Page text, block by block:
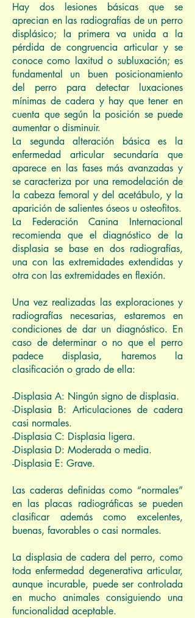
Hay dos lesiones básicas que se
aprecian en las radiografías de un perro
displásico; la primera va unida a la
pérdida de congruencia articular y se
conoce como laxitud o subluxación; es
fundamental un buen posicionamiento
del perro para detectar luxaciones
mínimas de cadera y hay que tener en
cuenta que según la posición se puede
aumentar o disminuir.
La segunda alteración básica es la
enfermedad articular secundaría que
aparece en las fases más avanzadas y
se caracteriza por una remodelación de
la cabeza femoral y del acetábulo, y la
aparición de salientes óseos u osteofitos.
La Federación Canina Internacional
recomienda que el diagnóstico de la
displasia se base en dos radiografías,
una con las extremidades extendidas y
otra con las extremidades en flexión.
Una vez realizadas las exploraciones y
radiografías necesarias, estaremos en
condiciones de dar un diagnóstico. En
caso de determinar o no que el perro
padece displasia, haremos la
clasificación o grado de ella:
-Displasia A: Ningún signo de displasia.
-Displasia B: Articulaciones de cadera
casi normales.
-Displasia C: Displasia ligera.
-Displasia D: Moderada o media.
-Displasia E: Grave.
Las caderas definidas como “normales”
en las placas radiográficas se pueden
clasificar además como excelentes,
buenas, favorables o casi normales.
La displasia de cadera del perro, como
toda enfermedad degenerativa articular,
aunque incurable, puede ser controlada
en mucho animales consiguiendo una
funcionalidad aceptable.